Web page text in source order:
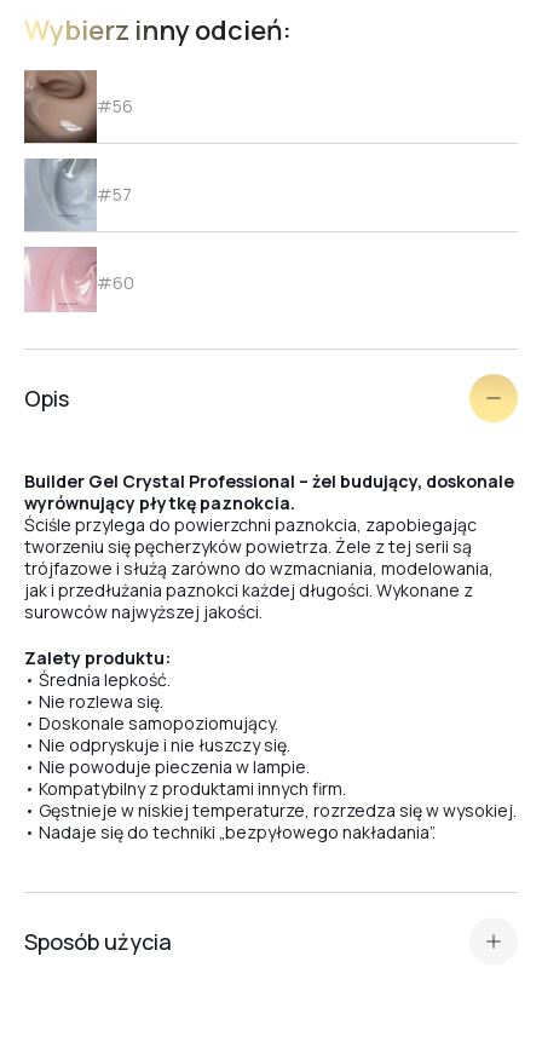
Wybierz inny odcień:
#56
#57
#60
#59
#55
#5
#9
Opis
Builder Gel Crystal Professional – żel budujący, doskonale
wyrównujący płytkę paznokcia.
Ściśle przylega do powierzchni paznokcia, zapobiegając
tworzeniu się pęcherzyków powietrza. Żele z tej serii są
trójfazowe i służą zarówno do wzmacniania, modelowania,
jak i przedłużania paznokci każdej długości. Wykonane z
surowców najwyższej jakości.
Zalety produktu:
• Średnia lepkość.
• Nie rozlewa się.
• Doskonale samopoziomujący.
• Nie odpryskuje i nie łuszczy się.
• Nie powoduje pieczenia w lampie.
• Kompatybilny z produktami innych firm.
• Gęstnieje w niskiej temperaturze, rozrzedza się w wysokiej.
• Nadaje się do techniki „bezpyłowego nakładania”.
Sposób użycia